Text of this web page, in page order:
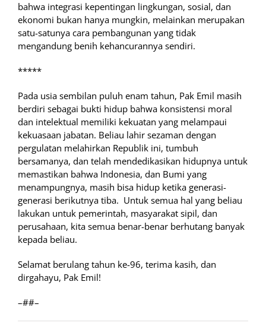
bahwa integrasi kepentingan lingkungan, sosial, dan
ekonomi bukan hanya mungkin, melainkan merupakan
satu-satunya cara pembangunan yang tidak
mengandung benih kehancurannya sendiri.
*****
Pada usia sembilan puluh enam tahun, Pak Emil masih
berdiri sebagai bukti hidup bahwa konsistensi moral
dan intelektual memiliki kekuatan yang melampaui
kekuasaan jabatan. Beliau lahir sezaman dengan
pergulatan melahirkan Republik ini, tumbuh
bersamanya, dan telah mendedikasikan hidupnya untuk
memastikan bahwa Indonesia, dan Bumi yang
menampungnya, masih bisa hidup ketika generasi-
generasi berikutnya tiba. Untuk semua hal yang beliau
lakukan untuk pemerintah, masyarakat sipil, dan
perusahaan, kita semua benar-benar berhutang banyak
kepada beliau.
Selamat berulang tahun ke-96, terima kasih, dan
dirgahayu, Pak Emil!
–##–